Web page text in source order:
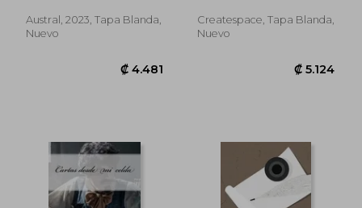
Austral, 2023, Tapa Blanda,
Nuevo
Createspace, Tapa Blanda,
Nuevo